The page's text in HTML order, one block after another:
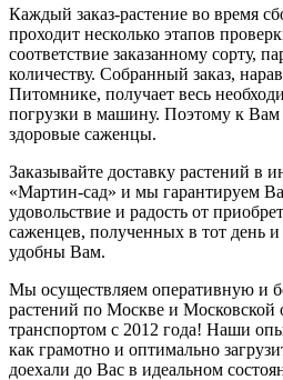
Каждый заказ-растение во время
проходит несколько этапов
соответствие заказанному сорту,
количеству. Собранный заказ,
Питомнике, получает весь
погрузки в машину. Поэтому к
здоровые саженцы.
Заказывайте доставку растений в
«Мартин-сад» и мы гарантируем
удовольствие и радость от
саженцев, полученных в тот день
удобны Вам.
Мы осуществляем оперативную и
растений по Москве и Московской
транспортом с 2012 года! Наши
как грамотно и оптимально
доехали до Вас в идеальном